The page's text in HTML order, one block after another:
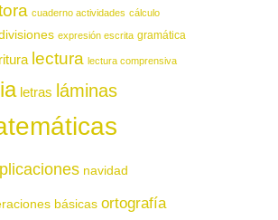
cuaderno actividades cálculo
expresión escrita gramática
lectura lectura comprensiva
letras láminas
navidad
básicas ortografía